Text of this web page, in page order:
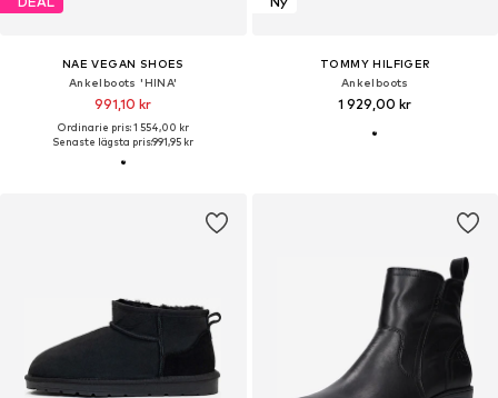
NAE VEGAN SHOES
Ankelboots 'HINA'
991,10 kr
Ordinarie pris: 1 554,00 kr
Senaste lägsta pris:991,95 kr
TOMMY HILFIGER
Ankelboots
1 929,00 kr